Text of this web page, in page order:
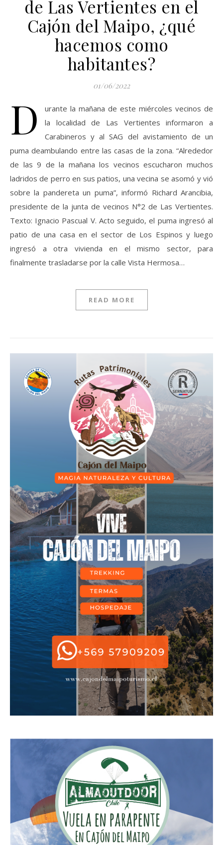
de Las Vertientes en el
Cajón del Maipo, ¿qué
hacemos como
habitantes?
01/06/2022
D
urante la mañana de este miércoles vecinos de
la localidad de Las Vertientes informaron a
Carabineros y al SAG del avistamiento de un
puma deambulando entre las casas de la zona. “Alrededor
de las 9 de la mañana los vecinos escucharon muchos
ladridos de perro en sus patios, una vecina se asomó y vió
sobre la pandereta un puma”, informó Richard Arancibia,
presidente de la junta de vecinos N°2 de Las Vertientes.
Texto: Ignacio Pascual V. Acto seguido, el puma ingresó al
patio de una casa en el sector de Los Espinos y luego
ingresó a otra vivienda en el mismo sector, para
finalmente trasladarse por la calle Vista Hermosa…
READ MORE